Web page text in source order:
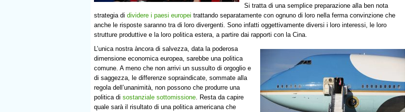
Si tratta di una semplice preparazione alla ben nota
strategia di dividere i paesi europei trattando separatamente con ognuno di loro nella ferma convinzione che
anche le risposte saranno tra di loro divergenti. Sono infatti oggettivamente diversi i loro interessi, le loro
strutture produttive e la loro politica estera, a partire dai rapporti con la Cina.
L’unica nostra àncora di salvezza, data la poderosa
dimensione economica europea, sarebbe una politica
comune. A meno che non arrivi un sussulto di orgoglio e
di saggezza, le differenze sopraindicate, sommate alla
regola dell’unanimità, non possono che produrre una
politica di sostanziale sottomissione . Resta da capire
quale sarà il risultato di una politica americana che